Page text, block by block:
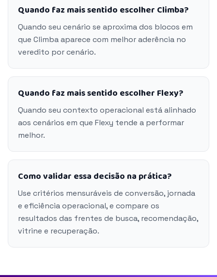
Quando faz mais sentido escolher Climba?
Quando seu cenário se aproxima dos blocos em
que Climba aparece com melhor aderência no
veredito por cenário.
Quando faz mais sentido escolher Flexy?
Quando seu contexto operacional está alinhado
aos cenários em que Flexy tende a performar
melhor.
Como validar essa decisão na prática?
Use critérios mensuráveis de conversão, jornada
e eficiência operacional, e compare os
resultados das frentes de busca, recomendação,
vitrine e recuperação.